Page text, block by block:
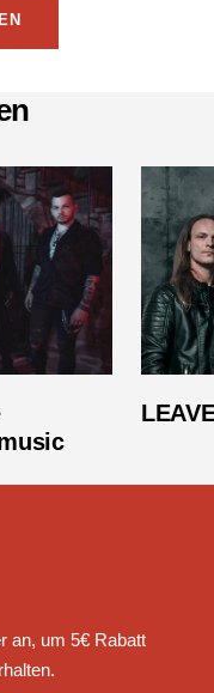
an, um 5€ Rabatt